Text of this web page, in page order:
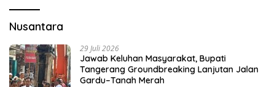
Nusantara
29 Juli 2026
Jawab Keluhan Masyarakat, Bupati
Tangerang Groundbreaking Lanjutan Jalan
Gardu–Tanah Merah